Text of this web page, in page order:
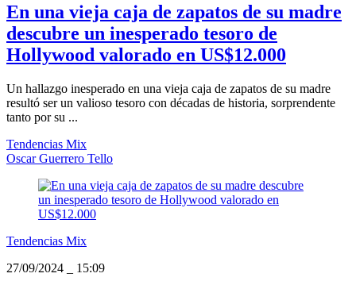
En una vieja caja de zapatos de su madre
descubre un inesperado tesoro de
Hollywood valorado en US$12.000
Un hallazgo inesperado en una vieja caja de zapatos de su madre
resultó ser un valioso tesoro con décadas de historia, sorprendente
tanto por su ...
Tendencias Mix
Oscar Guerrero Tello
Tendencias Mix
27/09/2024
15:09